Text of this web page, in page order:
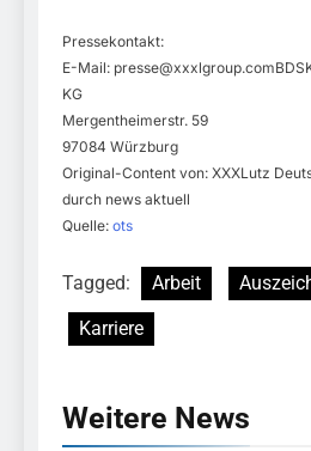
Pressekontakt:
E-Mail:
KG
Mergentheimerstr. 59
97084 Würzburg
Original-Content von: XXXLutz
durch news aktuell
Quelle: ots
Tagged: Arbeit
Karriere
Weitere News